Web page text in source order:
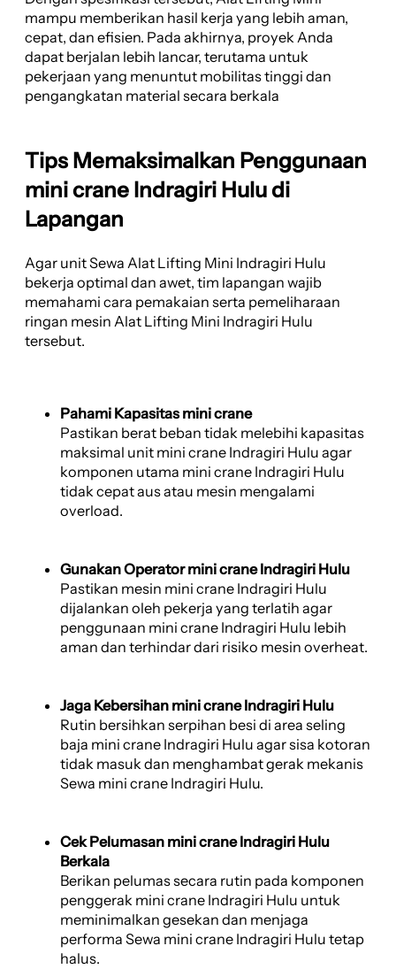
mampu memberikan hasil kerja yang lebih aman,
cepat, dan efisien. Pada akhirnya, proyek Anda
dapat berjalan lebih lancar, terutama untuk
pekerjaan yang menuntut mobilitas tinggi dan
pengangkatan material secara berkala
Tips Memaksimalkan Penggunaan
mini crane Indragiri Hulu di
Lapangan
Agar unit Sewa Alat Lifting Mini Indragiri Hulu
bekerja optimal dan awet, tim lapangan wajib
memahami cara pemakaian serta pemeliharaan
ringan mesin Alat Lifting Mini Indragiri Hulu
tersebut.
Pahami Kapasitas mini crane
Pastikan berat beban tidak melebihi kapasitas
maksimal unit mini crane Indragiri Hulu agar
komponen utama mini crane Indragiri Hulu
tidak cepat aus atau mesin mengalami
overload.
Gunakan Operator mini crane Indragiri Hulu
Pastikan mesin mini crane Indragiri Hulu
dijalankan oleh pekerja yang terlatih agar
penggunaan mini crane Indragiri Hulu lebih
aman dan terhindar dari risiko mesin overheat.
Jaga Kebersihan mini crane Indragiri Hulu
Rutin bersihkan serpihan besi di area seling
baja mini crane Indragiri Hulu agar sisa kotoran
tidak masuk dan menghambat gerak mekanis
Sewa mini crane Indragiri Hulu.
Cek Pelumasan mini crane Indragiri Hulu
Berkala
Berikan pelumas secara rutin pada komponen
penggerak mini crane Indragiri Hulu untuk
meminimalkan gesekan dan menjaga
performa Sewa mini crane Indragiri Hulu tetap
halus.